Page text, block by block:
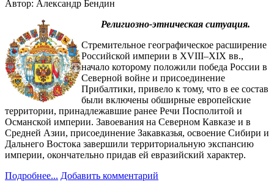
Автор: Александр Бендин
Религиозно-этническая ситуация.
Стремительное географическое расширение
Российской империи в XVIII–XIX вв.,
начало которому положили победа России в
Северной войне и присоединение
Прибалтики, привело к тому, что в ее состав
были включены обширные европейские
территории, принадлежавшие ранее Речи Посполитой и
Османской империи. Завоевания на Северном Кавказе и в
Средней Азии, присоединение Закавказья, освоение Сибири и
Дальнего Востока завершили территориальную экспансию
империи, окончательно придав ей евразийский характер.
Подробнее... Добавить комментарий